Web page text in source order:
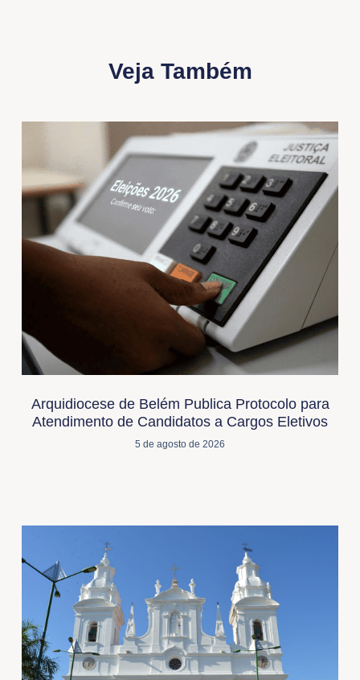
Veja Também
Arquidiocese de Belém Publica Protocolo para
Atendimento de Candidatos a Cargos Eletivos
5 de agosto de 2026